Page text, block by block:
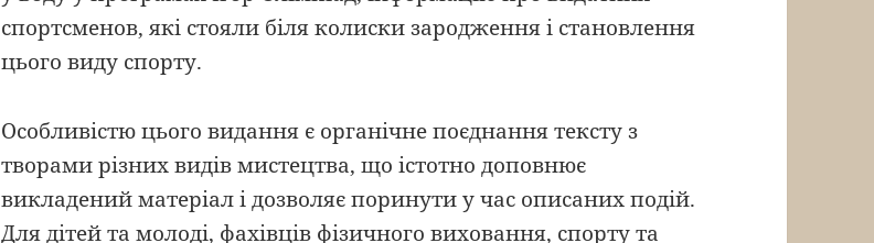
спортсменов, які стояли біля колиски зародження і становлення
цього виду спорту.
Особливістю цього видання є органічне поєднання тексту з
творами різних видів мистецтва, що істотно доповнює
викладений матеріал і дозволяє поринути у час описаних подій.
Для дітей та молоді, фахівців фізичного виховання, спорту та